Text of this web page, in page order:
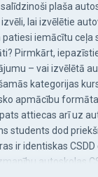
plaša
lai izvēlētie
iemācītu ceļa
Pirmkārt,
– vai izvēlētā
kategorijas
apmācību
attiecas arī uz
students dod
ir identiskas CSDD
autoskolas